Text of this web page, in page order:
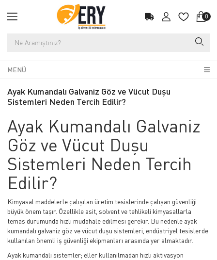
0
MENÜ
Ayak Kumandalı Galvaniz Göz ve Vücut Duşu
Sistemleri Neden Tercih Edilir?
Ayak Kumandalı Galvaniz
Göz ve Vücut Duşu
Sistemleri Neden Tercih
Edilir?
Kimyasal maddelerle çalışılan üretim tesislerinde çalışan güvenliği
büyük önem taşır. Özellikle asit, solvent ve tehlikeli kimyasallarla
temas durumunda hızlı müdahale edilmesi gerekir. Bu nedenle ayak
kumandalı galvaniz göz ve vücut duşu sistemleri, endüstriyel tesislerde
kullanılan önemli iş güvenliği ekipmanları arasında yer almaktadır.
Ayak kumandalı sistemler; eller kullanılmadan hızlı aktivasyon